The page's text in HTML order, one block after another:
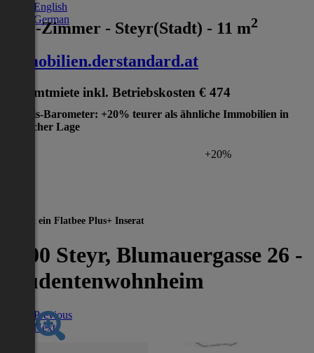
English
German
WG-Zimmer - Steyr(Stadt) - 11 m2
immobilien.derstandard.at
Gesamtmiete inkl. Betriebskosten € 474
Preis-Barometer: +20% teurer als ähnliche Immobilien in
gleicher Lage
+20%
Dies ist ein Flatbee Plus+ Inserat
4400 Steyr, Blumauergasse 26 -
Studentenwohnheim
Previous
Next